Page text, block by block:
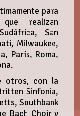
para
realizan
San
Milwaukee,
París, Roma,
otros, con la
Sinfonia,
Southbank
Bach Choir y